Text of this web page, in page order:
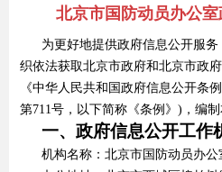
北京市国防动员办公
为更好地提供政府信息公开服务
织依法获取北京市政府和北京市政
《中华人民共和国政府信息公开条
第711号，以下简称《条例》)，编制
一、政府信息公开工作
机构名称：北京市国防动员办公